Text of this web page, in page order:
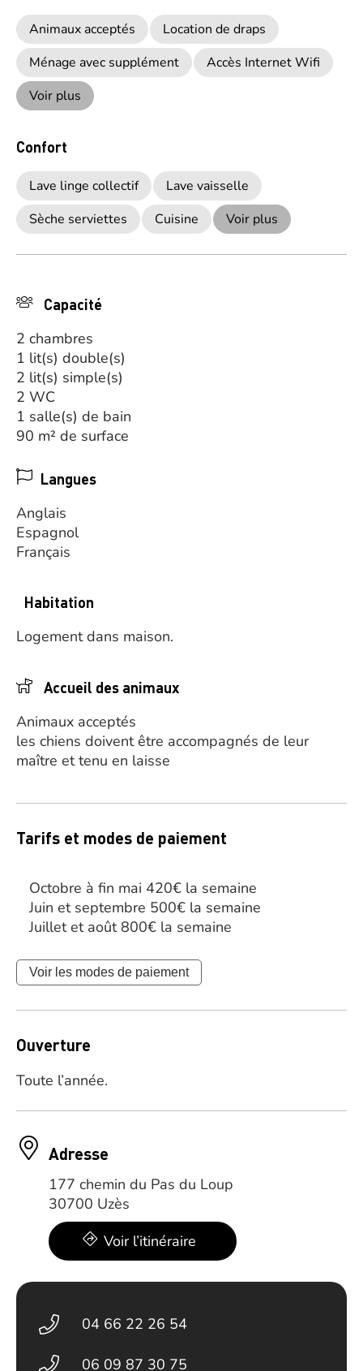
Animaux acceptés
Location de draps
Ménage avec supplément
Accès Internet Wifi
Voir plus
Confort
Lave linge collectif
Lave vaisselle
Sèche serviettes
Cuisine Voir plus
Capacité
2 chambres
1 lit(s) double(s)
2 lit(s) simple(s)
2 WC
1 salle(s) de bain
90 m² de surface
Langues
Anglais
Espagnol
Français
Habitation
Logement dans maison.
Accueil des animaux
Animaux acceptés
les chiens doivent être accompagnés de leur
maître et tenu en laisse
Tarifs et modes de paiement
Octobre à fin mai 420€ la semaine
Juin et septembre 500€ la semaine
Juillet et août 800€ la semaine
Voir les modes de paiement
Ouverture
Toute l’année.
Adresse
177 chemin du Pas du Loup
30700 Uzès
Voir l’itinéraire
04 66 22 26 54
06 09 87 30 75